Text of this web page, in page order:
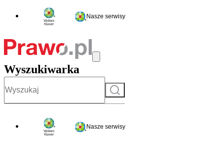
Nasze serwisy
Wyszukiwarka
Szukaj
Nasze serwisy